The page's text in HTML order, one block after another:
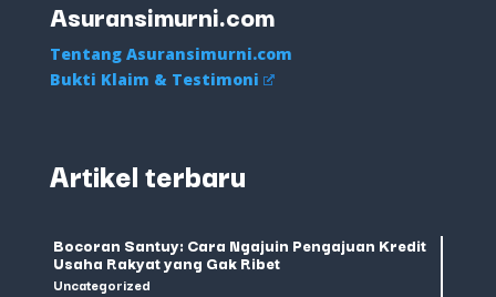
Asuransimurni.com
Tentang Asuransimurni.com
Bukti Klaim & Testimoni
Artikel terbaru
Bocoran Santuy: Cara Ngajuin Pengajuan Kredit
Usaha Rakyat yang Gak Ribet
Uncategorized